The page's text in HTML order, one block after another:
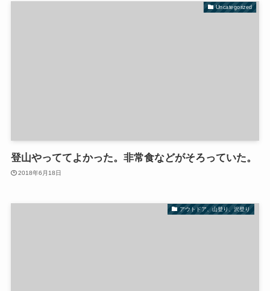
Uncategorized
登山やっててよかった。非常食などがそろっていた。
2018年6月18日
アウトドア、山登り、沢登り